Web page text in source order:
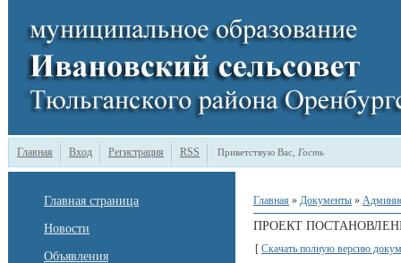
Главная Вход Регистрация RSS Приветствую Вас Гость
Главная страница
Новости
Объявления
Главная » Документы »
ПРОЕКТ
[ Скачать полную версию